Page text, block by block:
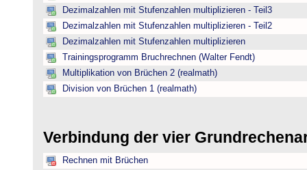
Dezimalzahlen mit Stufenzahlen multiplizieren - Teil3
Dezimalzahlen mit Stufenzahlen multiplizieren - Teil2
Dezimalzahlen mit Stufenzahlen multiplizieren
Trainingsprogramm Bruchrechnen (Walter Fendt)
Multiplikation von Brüchen 2 (realmath)
Division von Brüchen 1 (realmath)
Verbindung der vier
Rechnen mit Brüchen